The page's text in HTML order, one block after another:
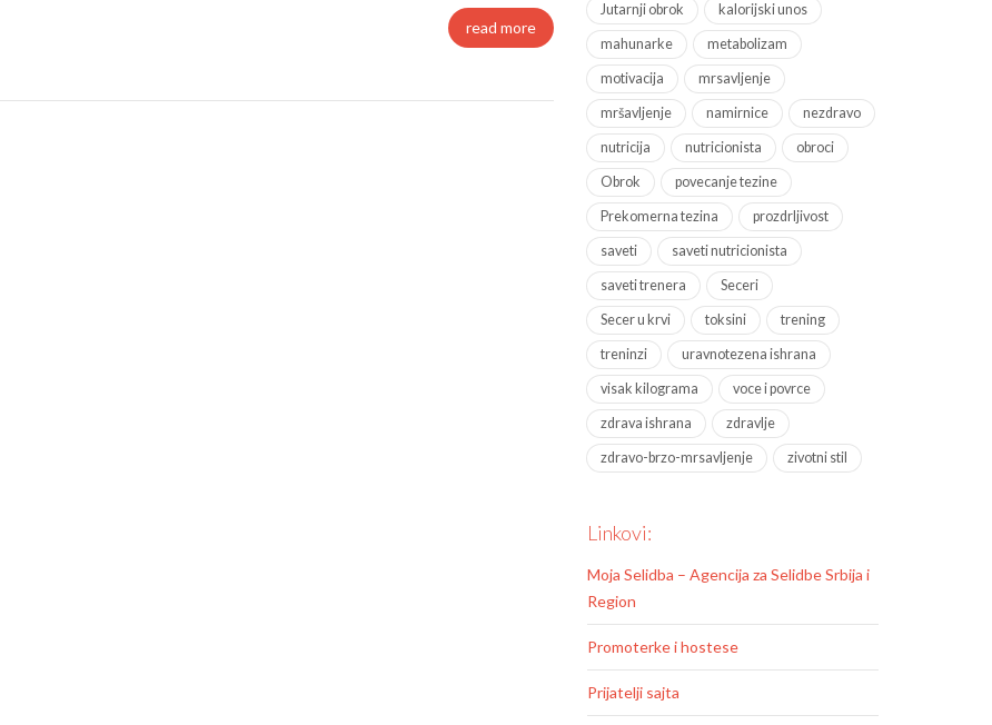
read more
Jutarnji obrok kalorijski unos
mahunarke metabolizam
motivacija mrsavljenje
mršavljenje namirnice nezdravo
nutricija nutricionista obroci
Obrok povecanje tezine
Prekomerna tezina prozdrljivost
saveti saveti nutricionista
saveti trenera Seceri
Secer u krvi toksini trening
treninzi uravnotezena ishrana
visak kilograma voce i povrce
zdrava ishrana zdravlje
zdravo-brzo-mrsavljenje zivotni stil
Linkovi:
Moja Selidba – Agencija za Selidbe Srbija i
Region
Promoterke i hostese
Prijatelji sajta